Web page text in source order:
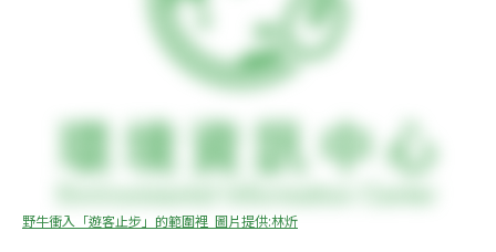
野牛衝入「遊客止步」的範圍裡  圖片提供:林炘